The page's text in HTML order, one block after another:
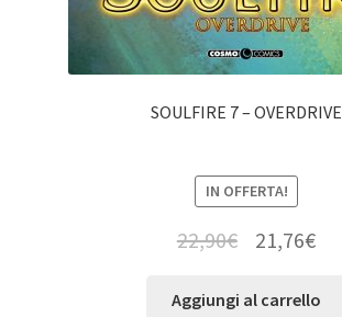
SOULFIRE 7 – OVERDRIVE
IN OFFERTA!
22,90€ 21,76€
Aggiungi al carrello